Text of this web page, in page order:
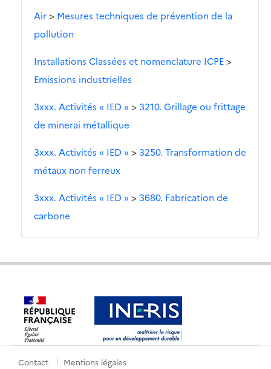
Air> Mesures techniques de prévention de la
pollution
Installations Classées et nomenclature ICPE>
Emissions industrielles
3xxx. Activités « IED » > 3210. Grillage ou frittage
de minerai métallique
3xxx. Activités « IED » > 3250. Transformation de
métaux non ferreux
3xxx. Activités « IED » > 3680. Fabrication de
carbone
Contact Mentions légales